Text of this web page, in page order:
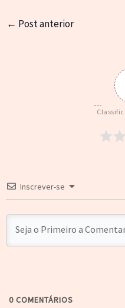
← Post anterior
Inscrever-se
0 COMENTÁRIOS